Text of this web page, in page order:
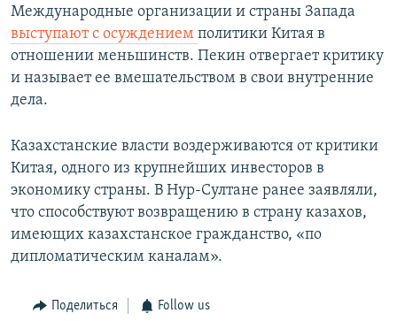
Международные организации и страны Запада
выступают с осуждением политики Китая в
отношении меньшинств. Пекин отвергает критику
и называет ее вмешательством в свои внутренние
дела.
Казахстанские власти воздерживаются от критики
Китая, одного из крупнейших инвесторов в
экономику страны. В Нур-Султане ранее заявляли,
что способствуют возвращению в страну казахов,
имеющих казахстанское гражданство, «по
дипломатическим каналам».
Поделиться Follow us